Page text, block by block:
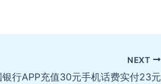
NEXT
银行APP充值30元手机话费实付23元